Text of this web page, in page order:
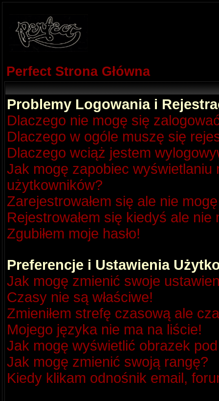
Perfect Strona Główna
Problemy Logowania i
Dlaczego nie mogę się
Dlaczego w ogóle muszę się
Dlaczego wciąż jestem
Jak mogę zapobiec
użytkowników?
Zarejestrowałem się ale nie
Rejestrowałem się kiedyś ale
Zgubiłem moje hasło!
Preferencje i Ustawienia
Jak mogę zmienić swoje
Czasy nie są właściwe!
Zmieniłem strefę czasową ale
Mojego języka nie ma na liście!
Jak mogę wyświetlić obrazek
Jak mogę zmienić swoją rangę?
Kiedy klikam odnośnik email,